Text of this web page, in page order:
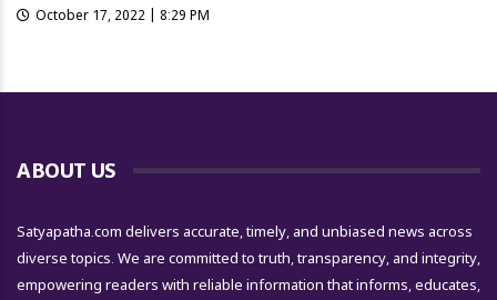
October 17, 2022 | 8:29 PM
ABOUT US
Satyapatha.com delivers accurate, timely, and unbiased news across
diverse topics. We are committed to truth, transparency, and integrity,
empowering readers with reliable information that informs, educates,